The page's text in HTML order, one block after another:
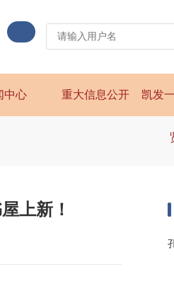
中心 重大信息公开 凯发
上新！